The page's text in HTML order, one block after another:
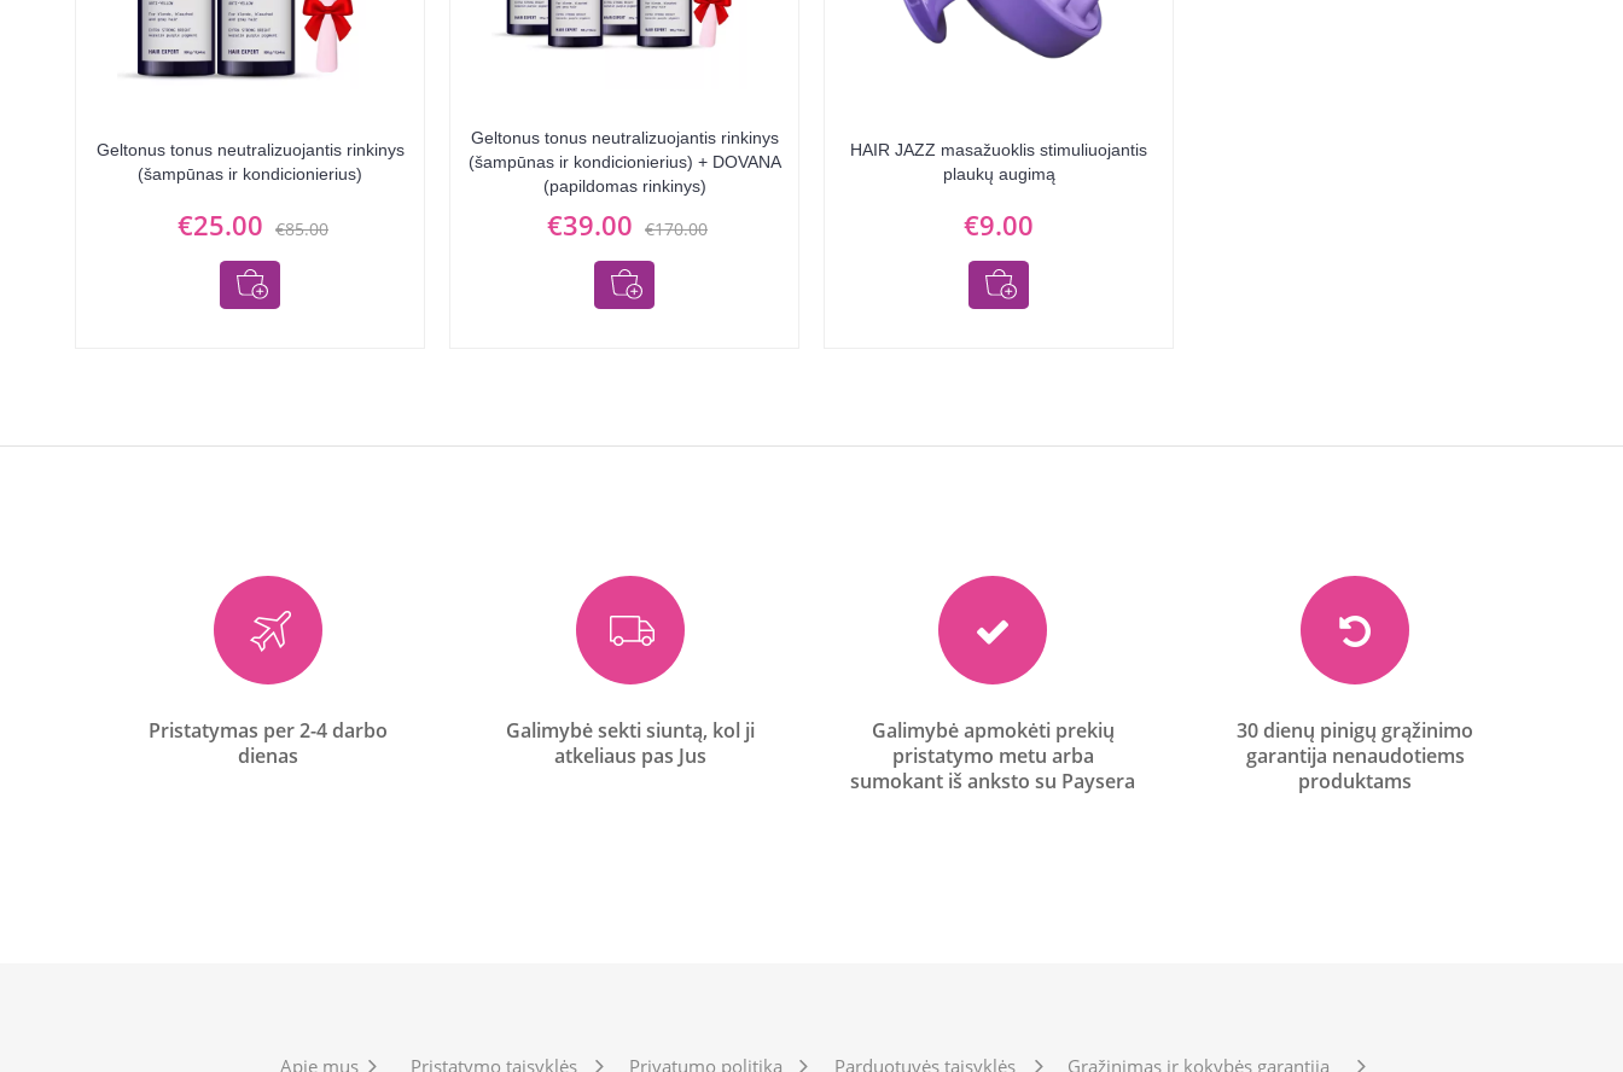
Geltonus tonus neutralizuojantis rinkinys
(šampūnas ir kondicionierius)
€85.00
€25.00
Geltonus tonus neutralizuojantis rinkinys
(šampūnas ir kondicionierius) + DOVANA
(papildomas rinkinys)
€170.00
€39.00
HAIR JAZZ masažuoklis stimuliuojantis
plaukų augimą
€9.00
Pristatymas per 2-4 darbo
dienas
Galimybė sekti siuntą, kol ji
atkeliaus pas Jus
Galimybė apmokėti prekių
pristatymo metu arba
sumokant iš anksto su Paysera
30 dienų pinigų grąžinimo
garantija nenaudotiems
produktams
Apie mus Pristatymo taisyklės Privatumo politika Parduotuvės taisyklės Grąžinimas ir kokybės garantija